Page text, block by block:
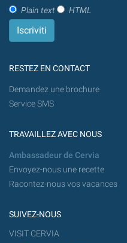
Plain text HTML
RESTEZ EN CONTACT
Demandez une brochure
Service SMS
TRAVAILLEZ AVEC NOUS
Ambassadeur de Cervia
Envoyez-nous une recette
Racontez-nous vos vacances
SUIVEZ-NOUS
VISIT CERVIA